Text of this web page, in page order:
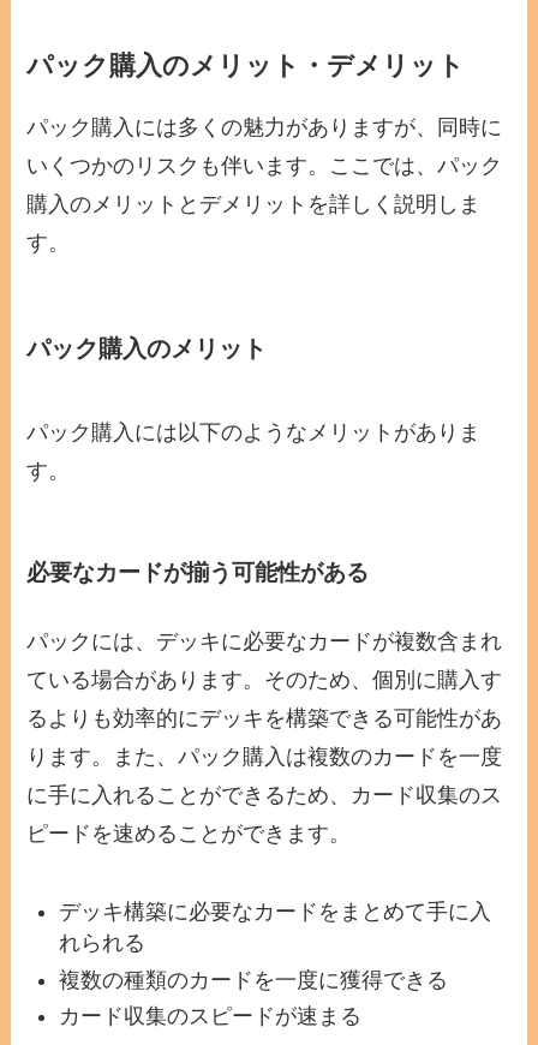
パック購入のメリット・デメリット
パック購入には多くの魅力がありますが、同時に
いくつかのリスクも伴います。ここでは、パック
購入のメリットとデメリットを詳しく説明しま
す。
パック購入のメリット
パック購入には以下のようなメリットがありま
す。
必要なカードが揃う可能性がある
パックには、デッキに必要なカードが複数含まれ
ている場合があります。そのため、個別に購入す
るよりも効率的にデッキを構築できる可能性があ
ります。また、パック購入は複数のカードを一度
に手に入れることができるため、カード収集のス
ピードを速めることができます。
デッキ構築に必要なカードをまとめて手に入
れられる
複数の種類のカードを一度に獲得できる
カード収集のスピードが速まる